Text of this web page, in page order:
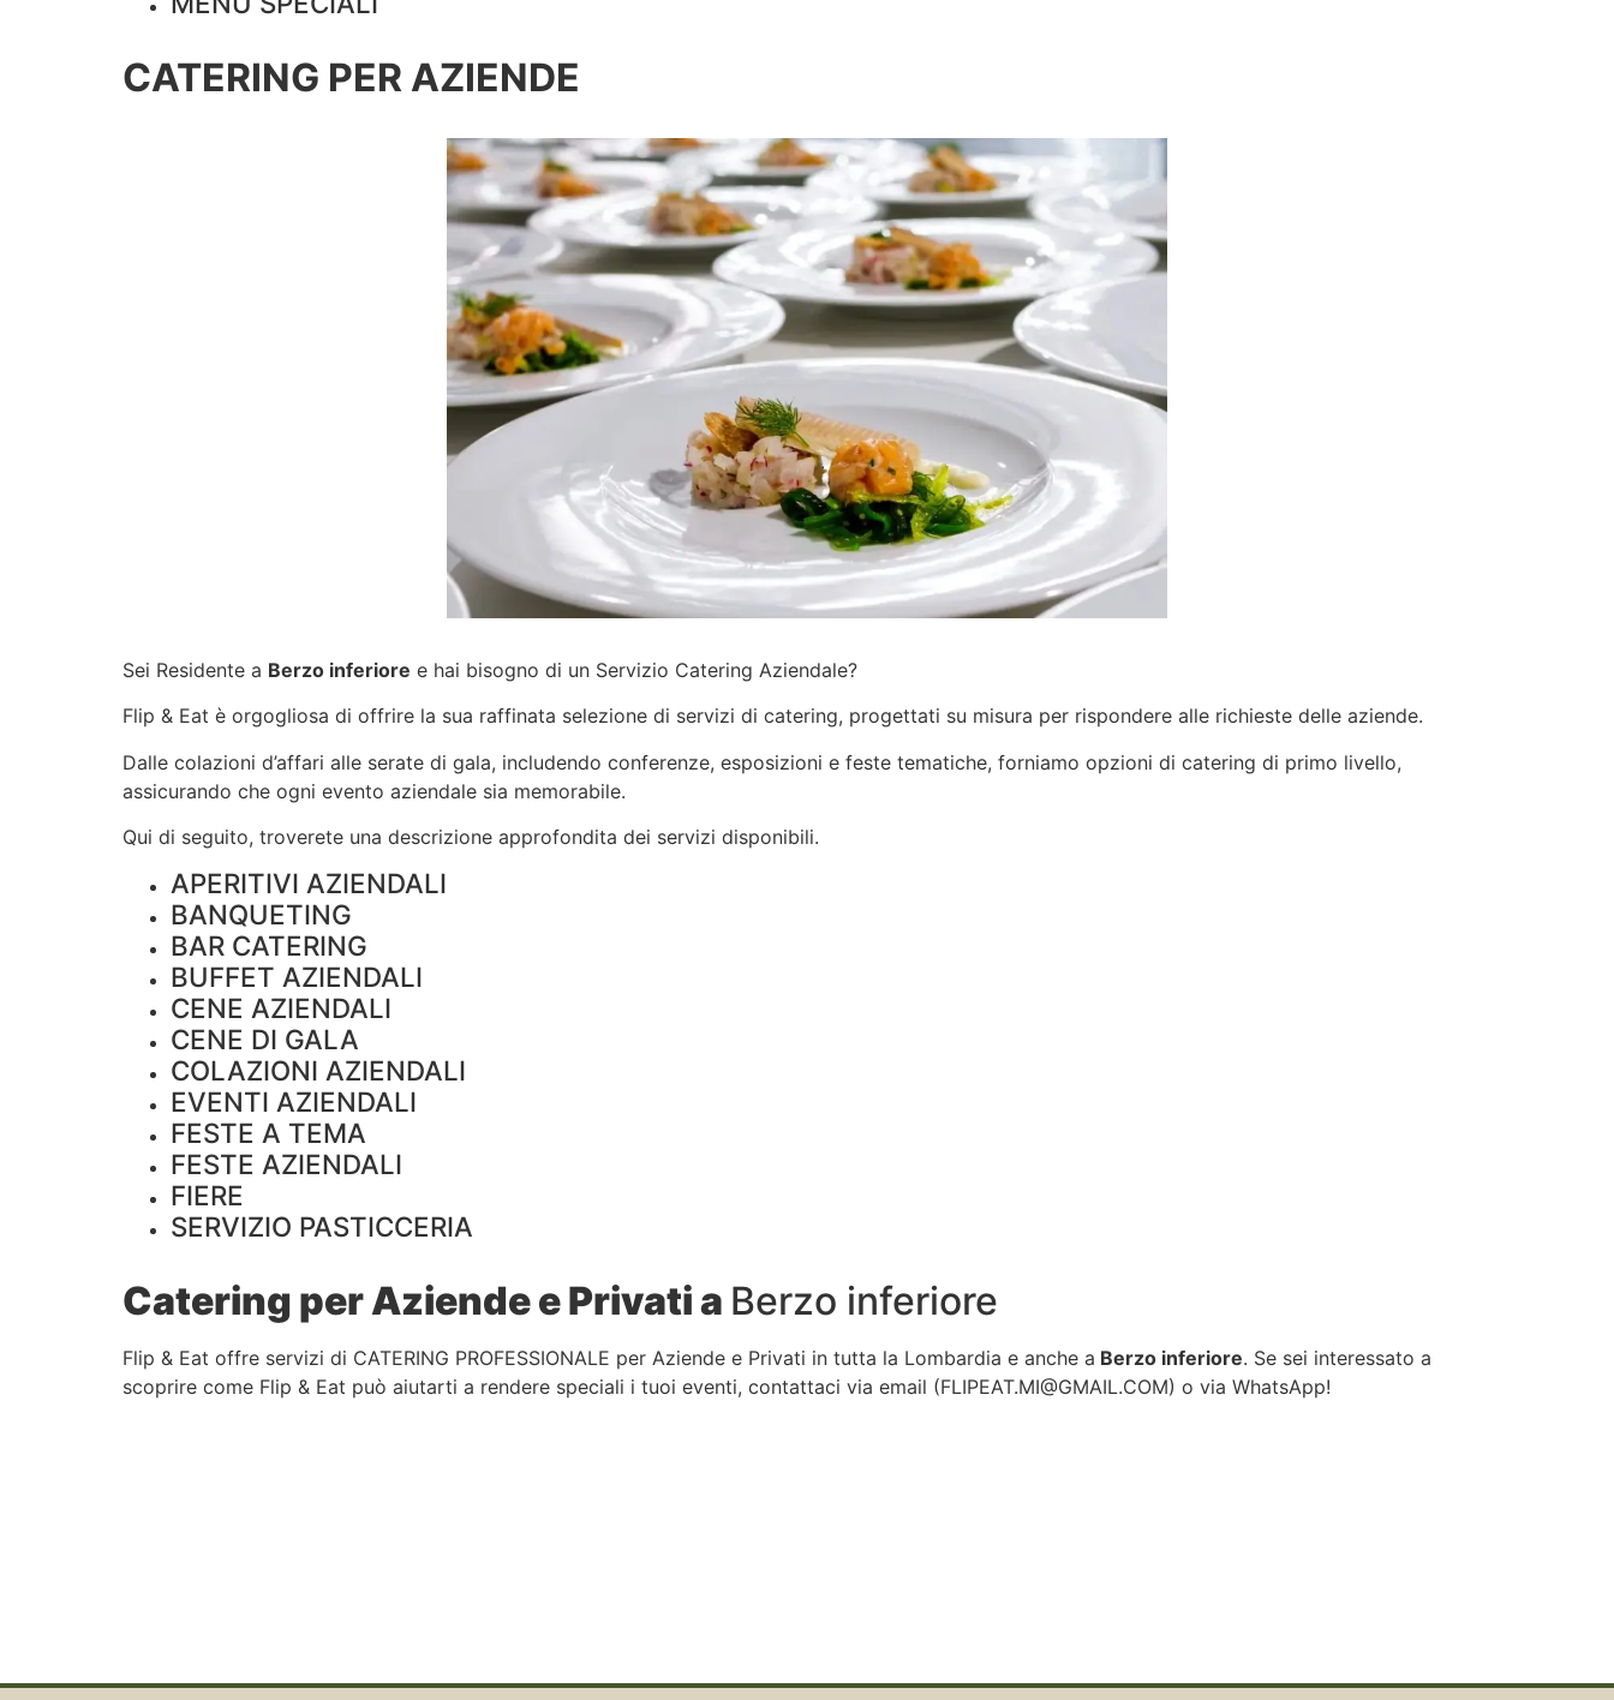
CATERING PER AZIENDE
Sei Residente a Berzo inferiore e hai bisogno di un Servizio Catering Aziendale?
Flip & Eat è orgogliosa di offrire la sua raffinata selezione di servizi di catering, progettati su misura per rispondere alle richieste delle aziende.
Dalle colazioni d’affari alle serate di gala, includendo conferenze, esposizioni e feste tematiche, forniamo opzioni di catering di primo livello,
assicurando che ogni evento aziendale sia memorabile.
Qui di seguito, troverete una descrizione approfondita dei servizi disponibili.
APERITIVI AZIENDALI
BANQUETING
BAR CATERING
BUFFET AZIENDALI
CENE AZIENDALI
CENE DI GALA
COLAZIONI AZIENDALI
EVENTI AZIENDALI
FESTE A TEMA
FESTE AZIENDALI
FIERE
SERVIZIO PASTICCERIA
Catering per Aziende e Privati a Berzo inferiore
Flip & Eat offre servizi di CATERING PROFESSIONALE per Aziende e Privati in tutta la Lombardia e anche a Berzo inferiore. Se sei interessato a
scoprire come Flip & Eat può aiutarti a rendere speciali i tuoi eventi, contattaci via email (FLIPEAT.MI@GMAIL.COM) o via WhatsApp!